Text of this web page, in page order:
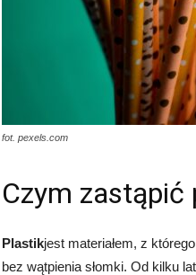
fot. pexels.com
Czym zastąpić
Plastikjest materiałem, z
bez wątpienia słomki. Od kilku